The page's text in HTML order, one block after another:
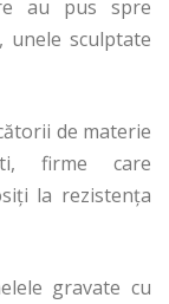
au pus spre
unele sculptate
de materie
firme care
la rezistenţa
gravate cu